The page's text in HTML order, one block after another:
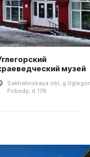
музей
Sakhalinskaya obl, g
Pobedy, d 176